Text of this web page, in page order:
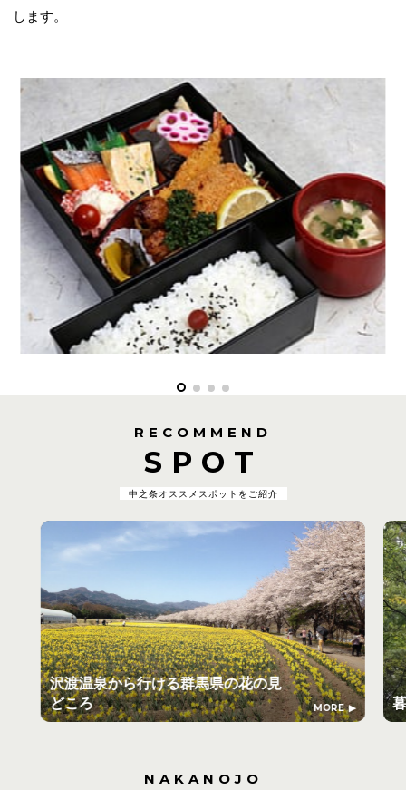
します。
RECOMMEND
SPOT
中之条オススメスポットをご紹介
沢渡温泉から行ける群馬県の花の見
どころ
MORE
NAKANOJO